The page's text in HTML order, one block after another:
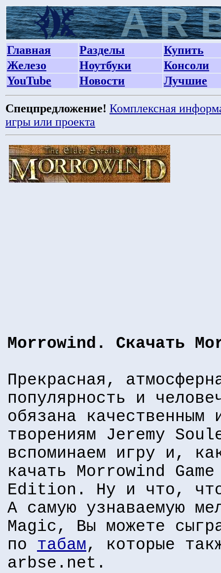
Главная Разделы
Купить
Железо
Ноутбуки
Консоли
YouTube
Новости Лучшие
Спецпредложение! Комплексная
игры или проекта
Morrowind. Скачать
Прекрасная,
популярность и
обязана качественным
творениям Jeremy
вспоминаем игру и,
качать Morrowind
Edition. Ну и что,
А самую узнаваемую
Magic, Вы можете
по табам, которые
arbse.net.